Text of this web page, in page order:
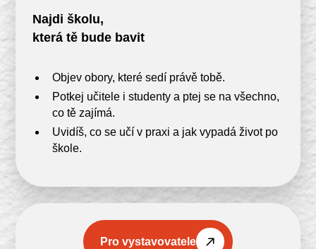
Najdi školu,
která tě bude bavit
Objev obory, které sedí právě tobě.
Potkej učitele i studenty a ptej se na všechno,
co tě zajímá.
Uvidíš, co se učí v praxi a jak vypadá život po
škole.
Pro vystavovatele